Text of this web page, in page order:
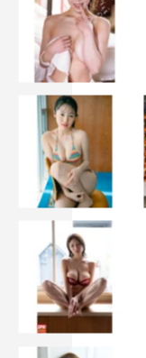
瑠璃（OCHA
番組HP：https://
gakuen11.html
OCHA NORMA